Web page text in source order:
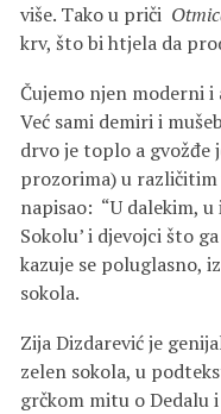
više. Tako u priči
krv, što bi htjela da
Čujemo njen moderni i
Već sami demiri i
drvo je toplo a
prozorima) u različitim
napisao: “U dalekim,
Sokolu’ i djevojci što
kazuje se poluglasno,
sokola.
Zija Dizdarević je
zelen sokola, u
grčkom mitu o Dedalu